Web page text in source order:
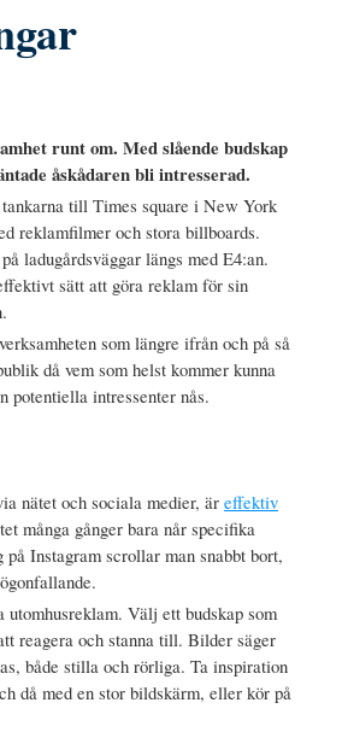
runt om. Med slående budskap
åskådaren bli intresserad.
till Times square i New York
reklamfilmer och stora billboards.
ladugårdsväggar längs med E4:an.
sätt att göra reklam för sin
som längre ifrån och på så
då vem som helst kommer kunna
potentiella intressenter nås.
nätet och sociala medier, är effektiv
många gånger bara når specifika
Instagram scrollar man snabbt bort,
Välj ett budskap som
reagera och stanna till. Bilder säger
både stilla och rörliga. Ta inspiration
då med en stor bildskärm, eller kör på